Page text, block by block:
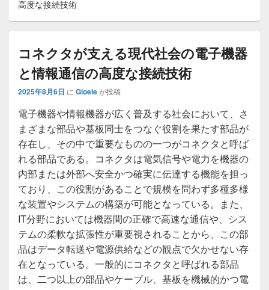
高度な接続技術
コネクタが支える現代社会の電子機器
と情報通信の高度な接続技術
2025年8月6日 に Gioeleが投稿
電子機器や情報機器が広く普及する社会において、さ
まざまな部品や基板同士をつなぐ役割を果たす部品が
存在し、その中で重要なものの一つがコネクタと呼ば
れる部品である。 コネクタは電気信号や電力を機器の
内部または外部へ安全かつ確実に伝達する機能を担っ
ており、この役割があることで規模を問わず多種多様
な装置やシステムの構築が可能となっている。また、
IT分野においては機器間の正確で高速な通信や、シス
テムの柔軟な拡張性が重要視されることから、この部
品はデータ転送や電源供給などの観点で欠かせない存
在となっている。一般的にコネクタと呼ばれる部品
は、二つ以上の部品やケーブル、基板を機械的かつ電